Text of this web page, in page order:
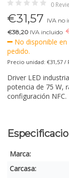
0
€31,57 IVA no
€38,20 IVA incluido
No disponible
pedido.
Precio unidad: €31,57 /
Driver LED
potencia de 75 W,
configuración
Marca:
Carcasa: